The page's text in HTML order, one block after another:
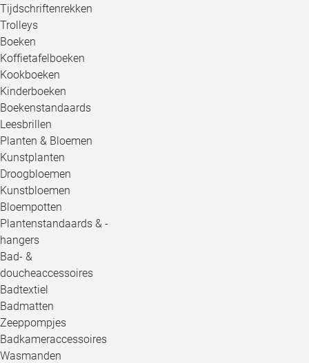
Tijdschriftenrekken
Trolleys
Boeken
Koffietafelboeken
Kookboeken
Kinderboeken
Boekenstandaards
Leesbrillen
Planten & Bloemen
Kunstplanten
Droogbloemen
Kunstbloemen
Bloempotten
Plantenstandaards & -
hangers
Bad- &
doucheaccessoires
Badtextiel
Badmatten
Zeeppompjes
Badkameraccessoires
Wasmanden